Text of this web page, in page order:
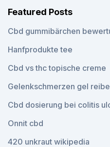
Featured Posts
Cbd gummibärchen
Hanfprodukte tee
Cbd vs thc topische creme
Gelenkschmerzen gel
Cbd dosierung bei colitis
Onnit cbd
420 unkraut wikipedia